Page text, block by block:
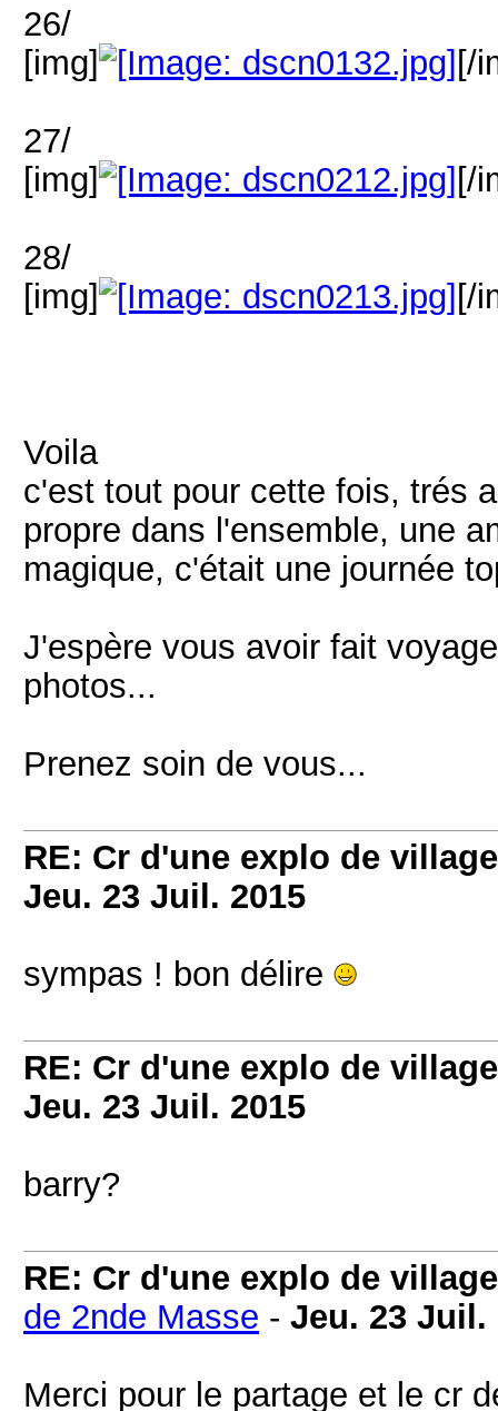
26/
[img]
[/
27/
[img]
[/
28/
[img]
[/
Voila
c'est tout pour cette fois, trés
propre dans l'ensemble, une
magique, c'était une journée
J'espère vous avoir fait
photos...
Prenez soin de vous...
RE: Cr d'une explo de
Jeu. 23 Juil. 2015
sympas ! bon délire
RE: Cr d'une explo de
Jeu. 23 Juil. 2015
barry?
RE: Cr d'une explo de
de 2nde Masse - Jeu. 23 Juil.
Merci pour le partage et le cr